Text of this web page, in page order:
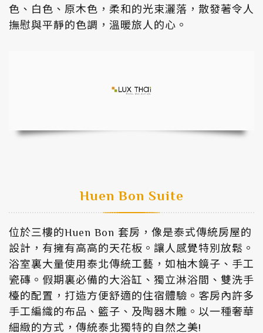
色、白色、原木色，柔和的光束灑落，散發著令人
撫慰與平靜的色調，溫暖旅人的心。
Huen Bon Suite
位於三樓的Huen Bon 套房，像是泰式傳統房屋的
設計，有擁有高高的天花板。讓人感覺特別放鬆。
浴室裏大量使用泰北傳統工藝，如柚木鏡子、手工
瓷磚。假期裏必備的大浴缸、獨立淋浴間、雙洗手
檯的配置，打造方便舒適的住宿體驗。客房內許多
手工編織的布品、籃子、及陶器木雕。以一種奢華
細緻的方式，傳統泰北獨特的自然之美!